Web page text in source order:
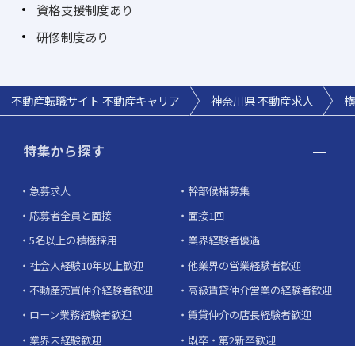
資格支援制度あり
研修制度あり
不動産転職サイト 不動産キャリア 神奈川県 不動産求人
特集から探す
急募求人
幹部候補募集
応募者全員と面接
面接1回
5名以上の積極採用
業界経験者優遇
社会人経験10年以上歓迎
他業界の営業経験者歓迎
不動産売買仲介経験者歓迎
高級賃貸仲介営業の経験者歓迎
ローン業務経験者歓迎
賃貸仲介の店長経験者歓迎
業界未経験歓迎
既卒・第2新卒歓迎